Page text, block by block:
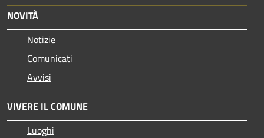
NOVITÀ
Notizie
Comunicati
Avvisi
VIVERE IL COMUNE
Luoghi